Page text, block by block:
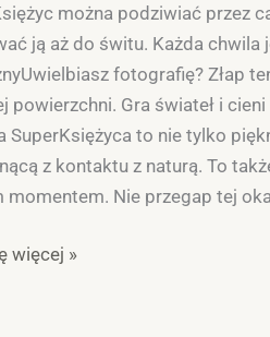
można podziwiać przez
ją aż do świtu. Każda
fotografię? Złap
powierzchni. Gra świateł i
SuperKsiężyca to nie tylko
z kontaktu z naturą. To
momentem. Nie przegap tej
więcej »